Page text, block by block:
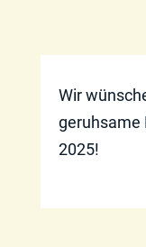
Wir
geruhsame
2025!